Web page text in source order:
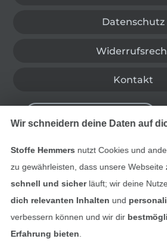
Datenschutz
Kontakt
Finde mehr
Wir schneidern deine Daten auf
Stoffe Hemmers nutzt Cookies und
zu gewährleisten, dass unsere Webseite
schnell und sicherläuft; wir deine
dich relevanten Inhalten und
verbessern können und wir dir
Erfahrung bieten